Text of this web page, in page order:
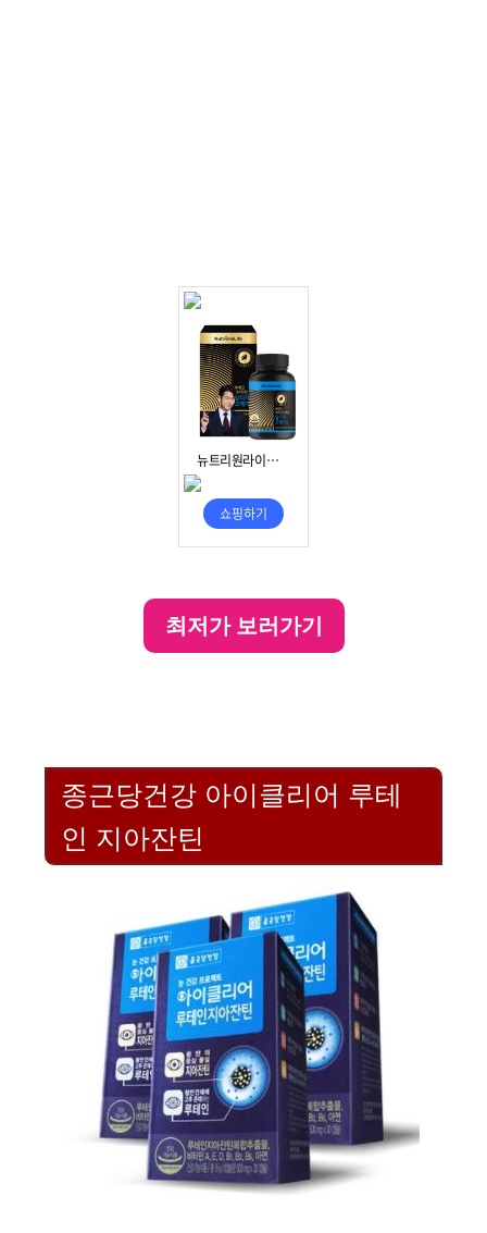
최저가 보러가기
종근당건강 아이클리어 루테
인 지아잔틴